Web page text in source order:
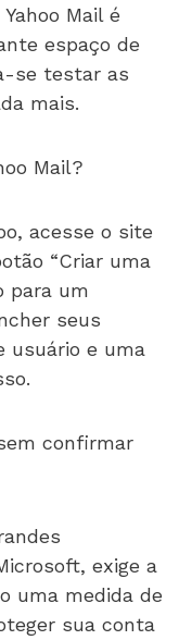
Mail é
espaço de
se testar as
mais.
Mail?
acesse o site
“Criar uma
para um
seus
usuário e uma
confirmar
exige a
uma medida de
sua conta